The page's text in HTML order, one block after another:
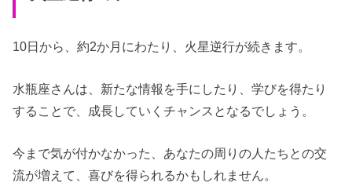
10日から、約2か月にわたり、火星逆行が続きます。
水瓶座さんは、新たな情報を手にしたり、学びを得たり
することで、成長していくチャンスとなるでしょう。
今まで気が付かなかった、あなたの周りの人たちとの交
流が増えて、喜びを得られるかもしれません。